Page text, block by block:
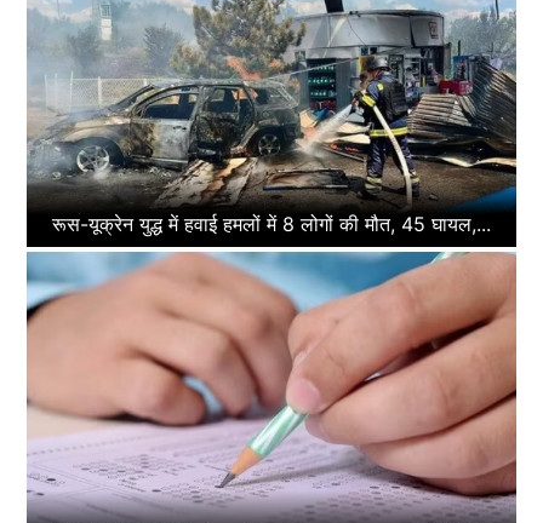
रूस-यूक्रेन युद्ध में हवाई हमलों में 8 लोगों की मौत, 45 घायल,...